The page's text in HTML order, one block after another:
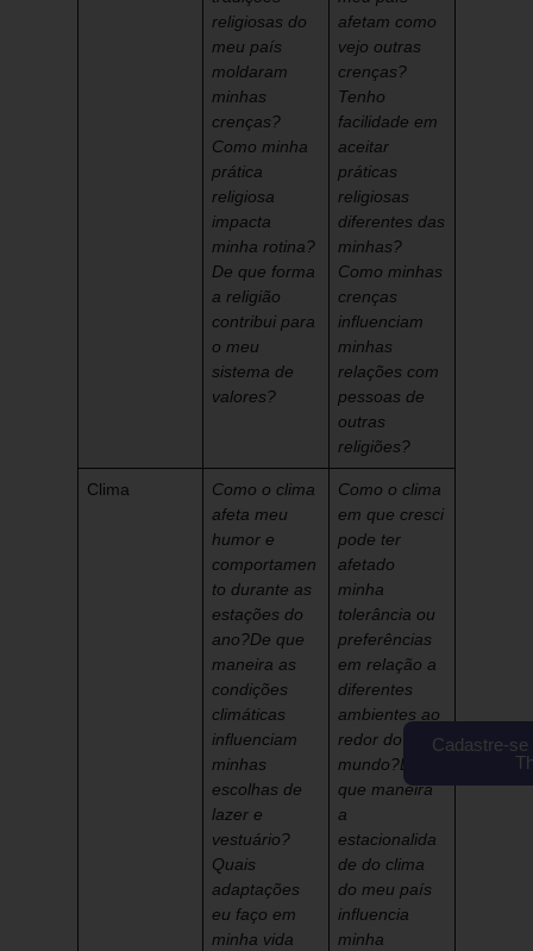
religiosas do
meu país
moldaram
minhas
crenças?
Como minha
prática
religiosa
impacta
minha rotina?
De que forma
a religião
contribui para
o meu
sistema de
valores?
afetam como
vejo outras
crenças?
Tenho
facilidade em
aceitar
práticas
religiosas
diferentes das
minhas?
Como minhas
crenças
influenciam
minhas
relações com
pessoas de
outras
religiões?
Clima
Como o clima
afeta meu
humor e
comportamen
to durante as
estações do
ano?De que
maneira as
condições
climáticas
influenciam
minhas
escolhas de
lazer e
vestuário?
Quais
adaptações
eu faço em
minha vida
Como o clima
em que cresci
pode ter
afetado
minha
tolerância ou
preferências
em relação a
diferentes
ambientes ao
redor do
mundo?De
que maneira
a
estacionalida
de do clima
do meu país
influencia
minha
Cadastre-